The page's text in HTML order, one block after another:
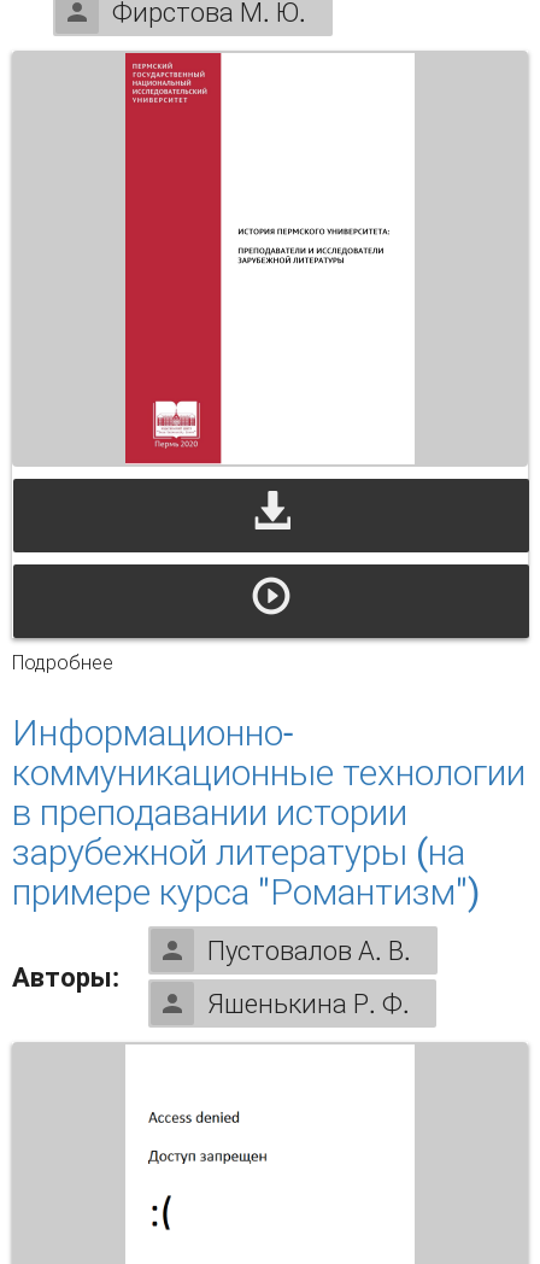
Фирстова М. Ю.
Подробнее
Информационно-
коммуникационные технологии
в преподавании истории
зарубежной литературы (на
примере курса "Романтизм")
Авторы:
Пустовалов А. В.
Яшенькина Р. Ф.